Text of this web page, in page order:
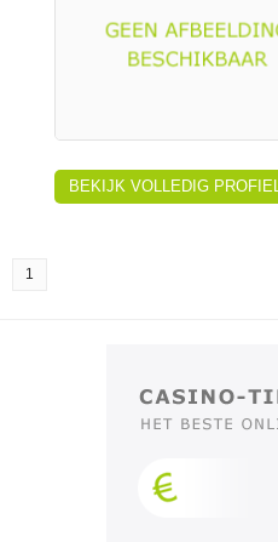
BEKIJK VOLLEDIG PROFIEL
1